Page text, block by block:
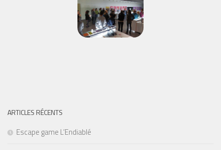
ARTICLES RÉCENTS
Escape game L’Endiablé